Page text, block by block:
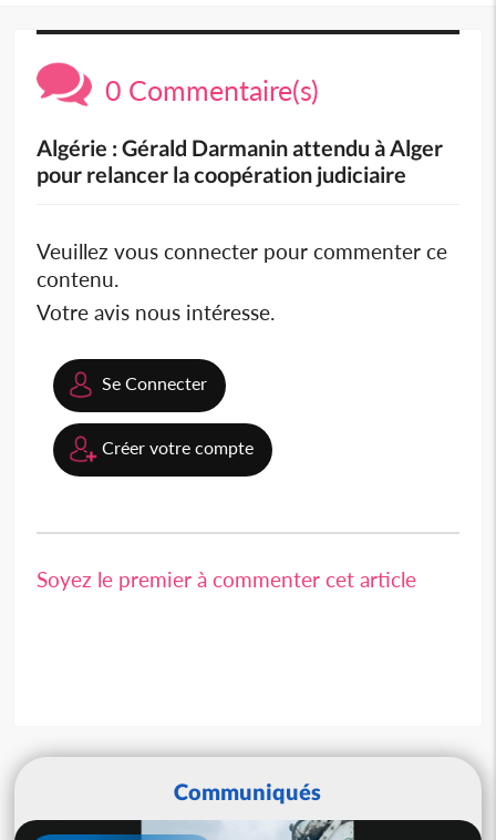
0 Commentaire(s)
Algérie : Gérald Darmanin attendu à Alger
pour relancer la coopération judiciaire
Veuillez vous connecter pour commenter ce
contenu.
Votre avis nous intéresse.
Se Connecter
Créer votre compte
Soyez le premier à commenter cet article
Communiqués